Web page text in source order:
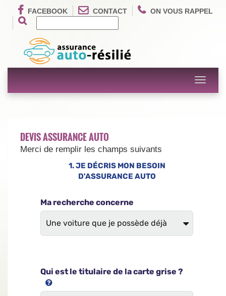
FACEBOOK CONTACT ON VOUS RAPPEL
Toggle
DEVIS ASSURANCE AUTO
Merci de remplir les champs suivants